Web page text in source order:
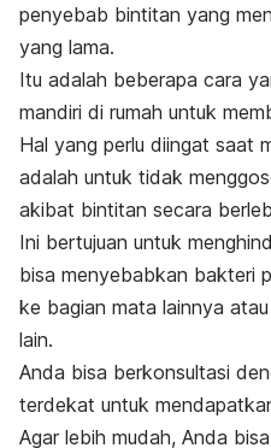
penyebab bintitan yang
yang lama.
Itu adalah beberapa cara
mandiri di rumah untuk
Hal yang perlu diingat saat
adalah untuk tidak
akibat bintitan secara
Ini bertujuan untuk
bisa menyebabkan bakteri
ke bagian mata lainnya
lain.
Anda bisa berkonsultasi
terdekat untuk
Agar lebih mudah, Anda bisa